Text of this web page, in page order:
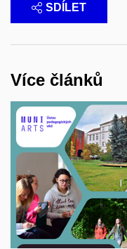
SDÍLET
Více článků